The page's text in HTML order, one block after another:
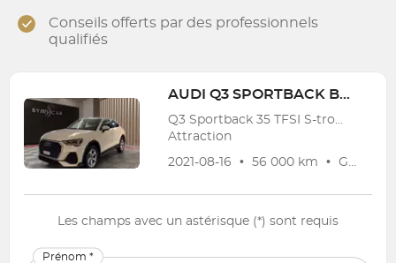
Conseils offerts par des professionnels
qualifiés
AUDI Q3 SPORTBACK BENZIN
Q3 Sportback 35 TFSI S-tronic
Attraction
2021-08-16 • 56 000 km • Garantie
Les champs avec un astérisque (*) sont requis
Prénom *